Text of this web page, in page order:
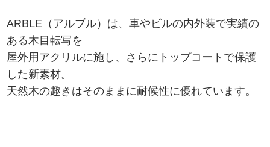
ARBLE（アルブル）は、車やビルの内外装で実績の
ある木目転写を
屋外用アクリルに施し、さらにトップコートで保護
した新素材。
天然木の趣きはそのままに耐候性に優れています。